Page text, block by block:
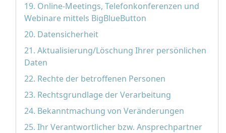
19. Online-Meetings, Telefonkonferenzen und
Webinare mittels BigBlueButton
20. Datensicherheit
21. Aktualisierung/Löschung Ihrer persönlichen
Daten
22. Rechte der betroffenen Personen
23. Rechtsgrundlage der Verarbeitung
24. Bekanntmachung von Veränderungen
25. Ihr Verantwortlicher bzw. Ansprechpartner